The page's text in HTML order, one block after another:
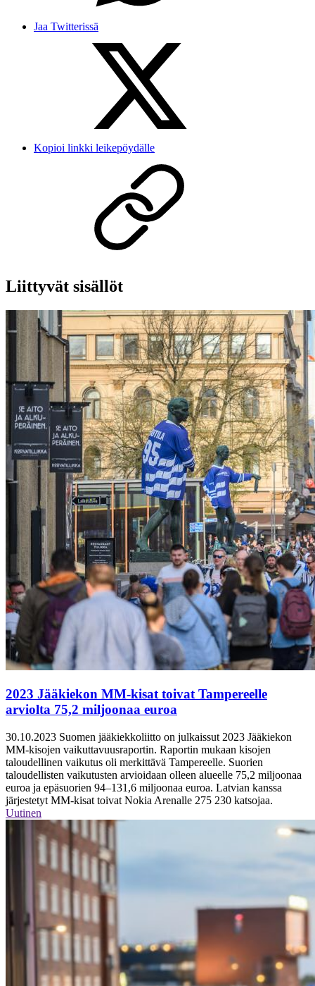
Jaa Twitterissä
Kopioi linkki leikepöydälle
Liittyvät sisällöt
2023 Jääkiekon MM-kisat toivat Tampereelle
arviolta 75,2 miljoonaa euroa
30.10.2023 Suomen jääkiekkoliitto on julkaissut 2023 Jääkiekon
MM-kisojen vaikuttavuusraportin. Raportin mukaan kisojen
taloudellinen vaikutus oli merkittävä Tampereelle. Suorien
taloudellisten vaikutusten arvioidaan olleen alueelle 75,2 miljoonaa
euroa ja epäsuorien 94–131,6 miljoonaa euroa. Latvian kanssa
järjestetyt MM-kisat toivat Nokia Arenalle 275 230 katsojaa.
Uutinen